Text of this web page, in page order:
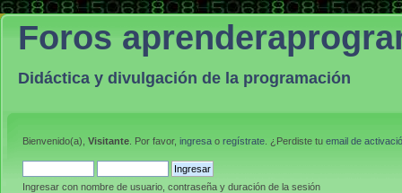
Foros
Didáctica y divulgación de la programación
Bienvenido(a), Visitante . Por favor, ingresa o regístrate . ¿Perdiste tu email de
Ingresar con nombre de usuario, contraseña y duración de la sesión